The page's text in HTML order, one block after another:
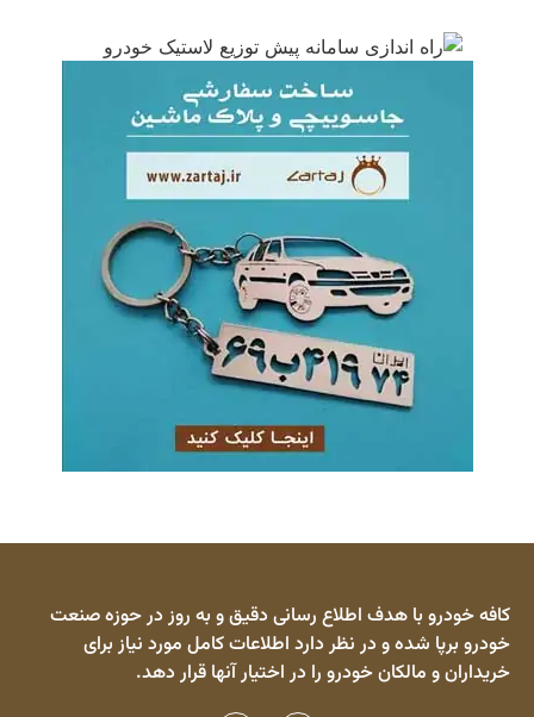
کافه خودرو با هدف اطلاع رسانی دقیق و به روز در حوزه صنعت
خودرو برپا شده و در نظر دارد اطلاعات کامل مورد نیاز برای
خریداران و مالکان خودرو را در اختیار آنها قرار دهد.